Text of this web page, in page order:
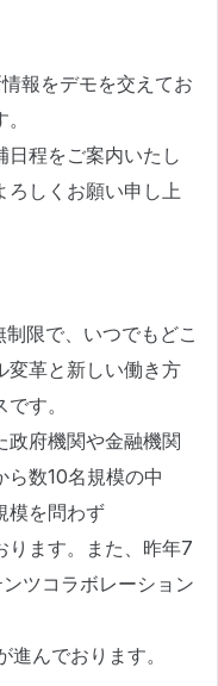
報をデモを交えてお
日程をご案内いたし
ろしくお願い申し上
限で、いつでもどこ
変革と新しい働き方
す。
政府機関や金融機関
ら数10名規模の中
模を問わず
ります。また、昨年7
ツコラボレーション
んでおります。